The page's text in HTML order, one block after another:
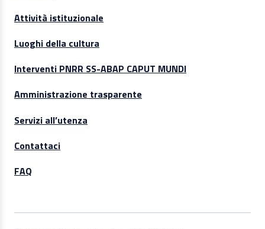
Attività istituzionale
Luoghi della cultura
Interventi PNRR SS-ABAP CAPUT MUNDI
Amministrazione trasparente
Servizi all’utenza
Contattaci
FAQ